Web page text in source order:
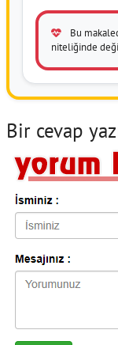
Bu
niteliğinde
Bir cevap